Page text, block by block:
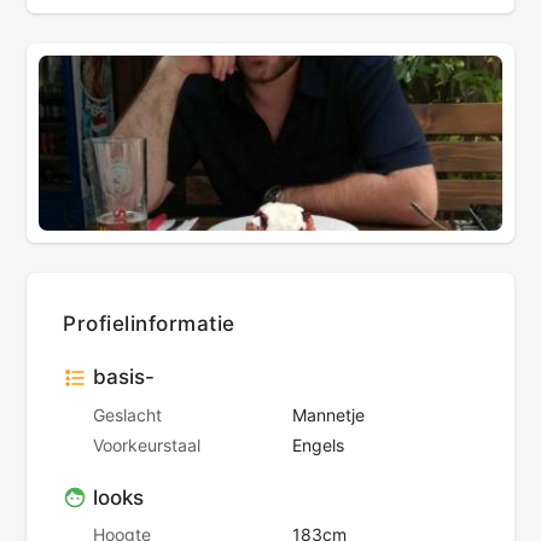
Profielinformatie
basis-
Geslacht
Mannetje
Voorkeurstaal
Engels
looks
Hoogte 183cm